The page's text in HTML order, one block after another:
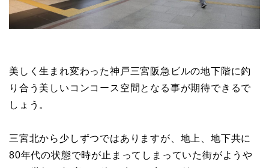
美しく生まれ変わった神戸三宮阪急ビルの地下階に釣
り合う美しいコンコース空間となる事が期待できるで
しょう。
三宮北から少しずつではありますが、地上、地下共に
80年代の状態で時が止まってしまっていた街がようや